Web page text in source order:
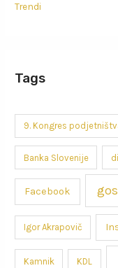
Trendi
Tags
9. Kongres
Banka Slovenije
Facebook
Igor Akrapovič
Kamnik KDL